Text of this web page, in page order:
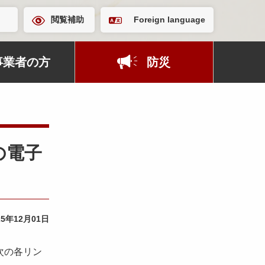
閲覧補助 Foreign language
業者の方 防災
電子
年12月01日
の各リン